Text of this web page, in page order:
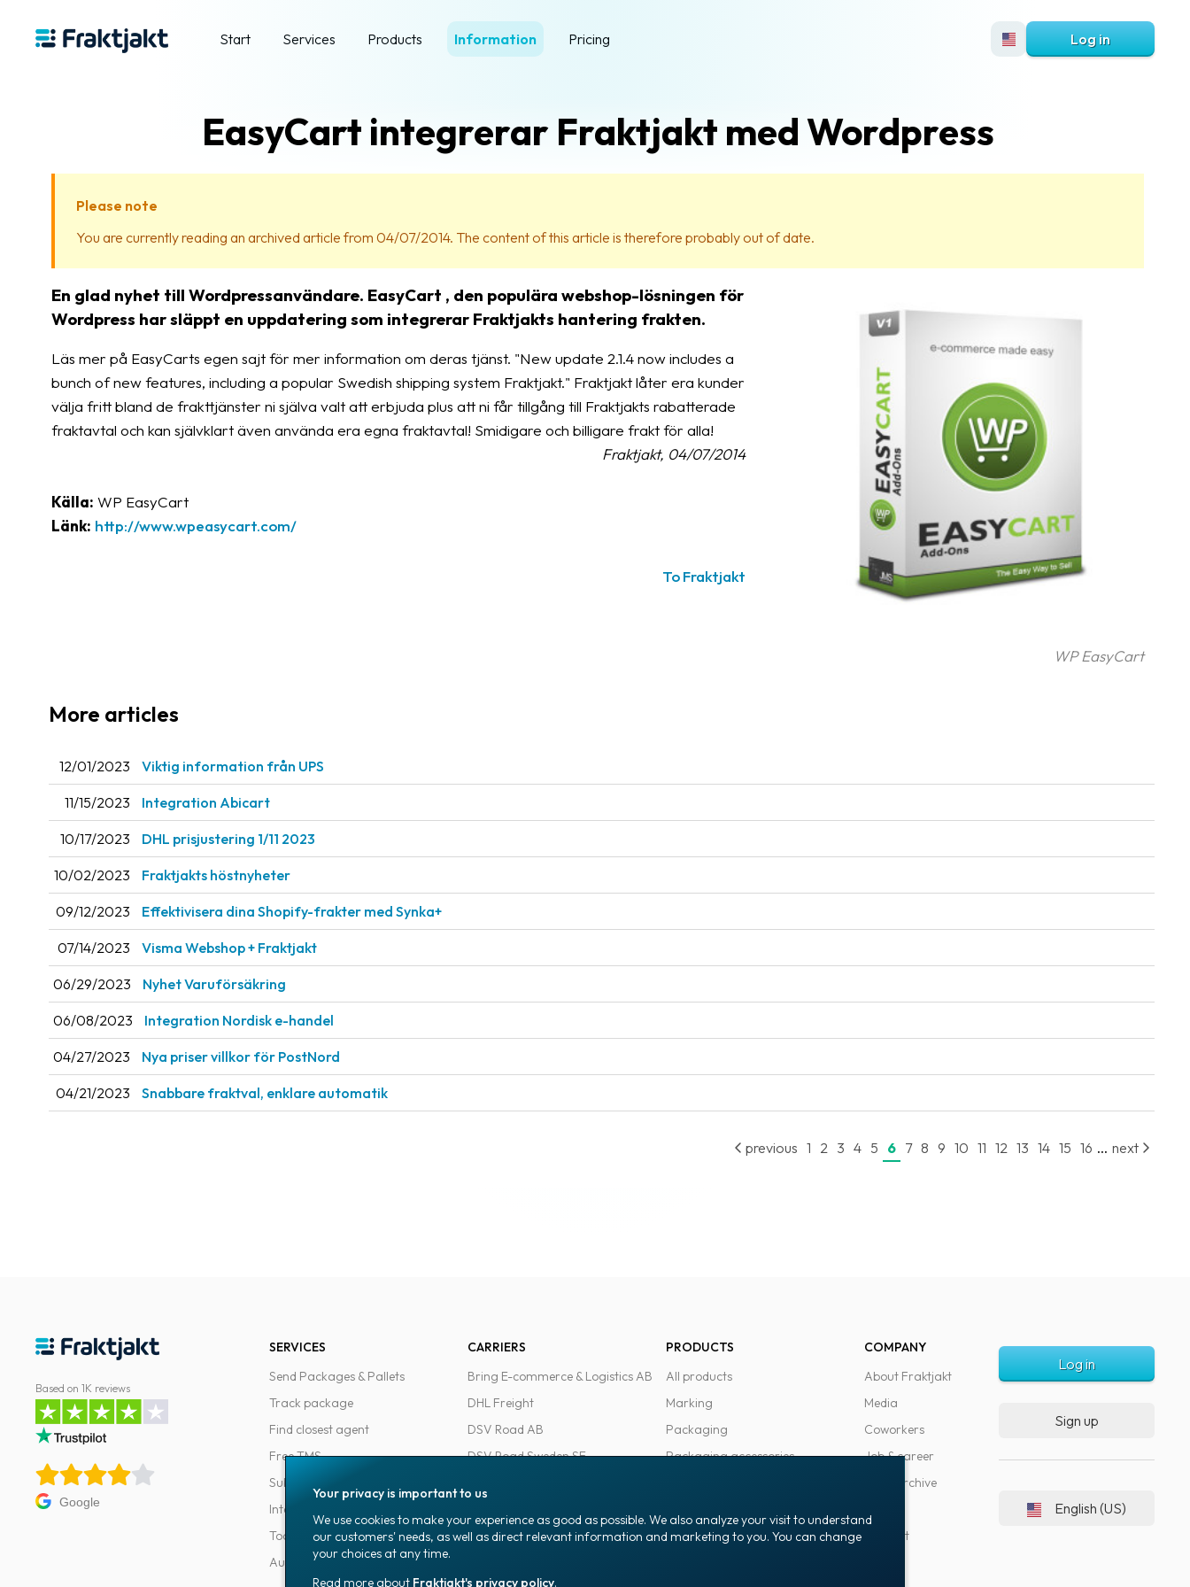
Start Services Products Information Pricing Log in
EasyCart integrerar Fraktjakt med Wordpress
Please note
You are currently reading an archived article from 04/07/2014. The content of this article is therefore probably out of date.
WP EasyCart
En glad nyhet till Wordpressanvändare. EasyCart , den populära webshop-lösningen för
Wordpress har släppt en uppdatering som integrerar Fraktjakts hantering frakten.
Läs mer på EasyCarts egen sajt för mer information om deras tjänst. "New update 2.1.4 now includes a
bunch of new features, including a popular Swedish shipping system Fraktjakt." Fraktjakt låter era kunder
välja fritt bland de frakttjänster ni själva valt att erbjuda plus att ni får tillgång till Fraktjakts rabatterade
fraktavtal och kan självklart även använda era egna fraktavtal! Smidigare och billigare frakt för alla!
Fraktjakt, 04/07/2014
Källa: WP EasyCart
Länk: http://www.wpeasycart.com/
To Fraktjakt
More articles
12/01/2023 Viktig information från UPS
11/15/2023 Integration Abicart
10/17/2023 DHL prisjustering 1/11 2023
10/02/2023 Fraktjakts höstnyheter
09/12/2023 Effektivisera dina Shopify-frakter med Synka+
07/14/2023 Visma Webshop + Fraktjakt
06/29/2023 Nyhet Varuförsäkring
06/08/2023 Integration Nordisk e-handel
04/27/2023 Nya priser villkor för PostNord
04/21/2023 Snabbare fraktval, enklare automatik
previous 1 2 3 4 5 6 7 8 9 10 11 12 13 14 15 16 ... next
Based on 1K reviews
Google
SERVICES
Send Packages & Pallets
Track package
Find closest agent
Free TMS
Subscriptions
Integrations
Tools for developers
Automations
CARRIERS
Bring E-commerce & Logistics AB
DHL Freight
DSV Road AB
DSV Road Sweden SE
PostNord Sverige AB
PRODUCTS
All products
Marking
Packaging
Packaging accessories
COMPANY
About Fraktjakt
Media
Coworkers
Job & career
News archive
Support
Log in
Sign up
English (US)
Your privacy is important to us
We use cookies to make your experience as good as possible. We also analyze your visit to understand
our customers' needs, as well as direct relevant information and marketing to you. You can change
your choices at any time.
Read more about Fraktjakt's privacy policy.